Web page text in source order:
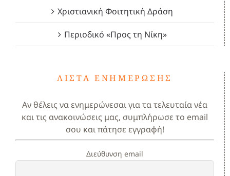
Χριστιανική Φοιτητική Δράση
Περιοδικό «Προς τη Νίκη»
ΛΊΣΤΑ ΕΝΗΜΈΡΩΣΗΣ
Αν θέλεις να ενημερώνεσαι για τα τελευταία νέα
και τις ανακοινώσεις μας, συμπλήρωσε το email
σου και πάτησε εγγραφή!
Διεύθυνση email